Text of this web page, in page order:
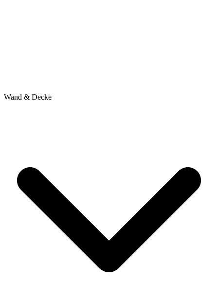
Wand & Decke